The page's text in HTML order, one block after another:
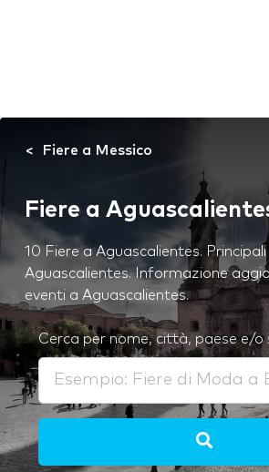
Fiere a Messico
Fiere a
10 Fiere a Aguascalientes.
Aguascalientes. Informazione
eventi a Aguascalientes.
Cerca per nome, città, paese e/